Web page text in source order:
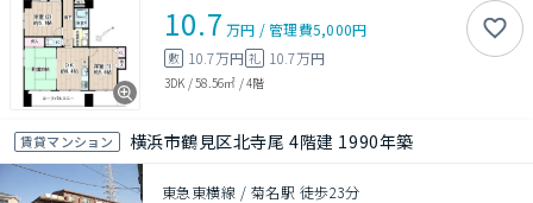
10.7 万円 /管理費5,000円
敷 10.7万円 礼 10.7万円
3DK /58.56㎡ /4階
賃貸マンション 横浜市鶴見区北寺尾 4階建 1990年築
東急東横線 / 菊名駅 徒歩23分